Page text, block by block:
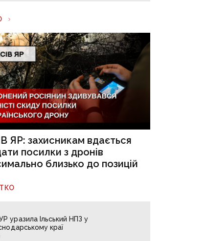
ЯР: захисникам вдається
посилки з дронів
близько до позицій
уразила Ільський НПЗ у
краї